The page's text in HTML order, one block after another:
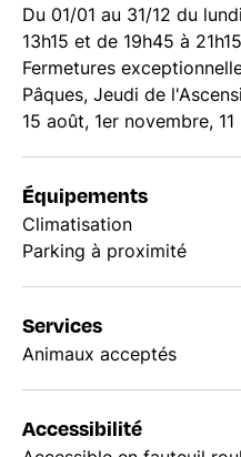
Du 01/01 au 31/12 du
13h15 et de 19h45 à
Fermetures
Pâques, Jeudi de
15 août, 1er novembre,
Équipements
Climatisation
Parking à proximité
Services
Animaux acceptés
Accessibilité